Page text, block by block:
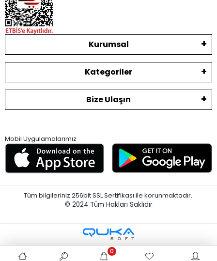
Kurumsal
Kategoriler
Bize Ulaşın
Mobil Uygulamalarımız
Tüm bilgileriniz 256bit SSL Sertifikası ile korunmaktadır.
© 2024 Tüm Hakları Saklıdır
0